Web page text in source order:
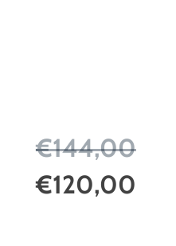
€144,00
€120,00